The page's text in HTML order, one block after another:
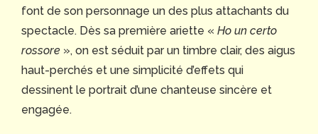
font de son personnage un des plus attachants du
spectacle. Dès sa première ariette « Ho un certo
rossore », on est séduit par un timbre clair, des aigus
haut-perchés et une simplicité d’effets qui
dessinent le portrait d’une chanteuse sincère et
engagée.